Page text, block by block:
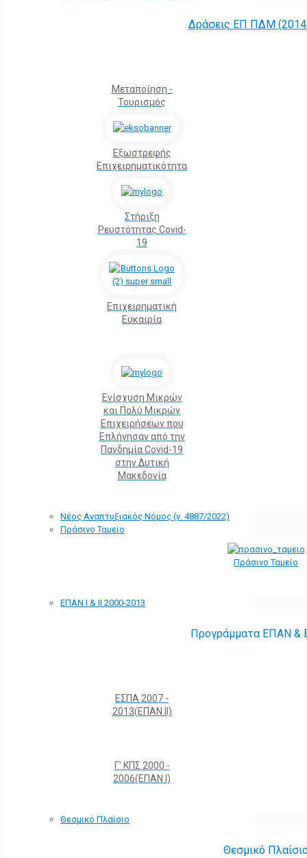
Δράσεις ΕΠ ΠΔΜ (2014
Μεταποίηση -
Τουρισμός
Εξωστρεφής
Επιχειρηματικότητα
Στήριξη
Ρευστότητας Covid-
19
Επιχειρηματική
Ευκαιρία
Ενίσχυση Μικρών
και Πολύ Μικρών
Επιχειρήσεων που
Επλήγησαν από την
Πανδημία Covid-19
στην Δυτική
Μακεδονία
Νέος Αναπτυξιακός Νόμος (ν. 4887/2022)
Πράσινο Ταμείο
Πράσινο Ταμείο
ΕΠΑΝ Ι & ΙΙ 2000-2013
Προγράμματα ΕΠΑΝ &
ΕΣΠΑ 2007 -
2013(ΕΠΑΝ ΙΙ)
Γ' ΚΠΣ 2000 -
2006(ΕΠΑΝ Ι)
Θεσμικό Πλαίσιο
Θεσμικό